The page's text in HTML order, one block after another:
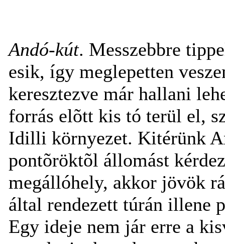
Andó-kút. Messzebbre
esik, így meglepetten
keresztezve már hallani
forrás elõtt kis tó terül el,
Idilli környezet. Kitérünk
pontõröktõl állomást
megállóhely, akkor jövök
által rendezett túrán illene
Egy ideje nem jár erre a